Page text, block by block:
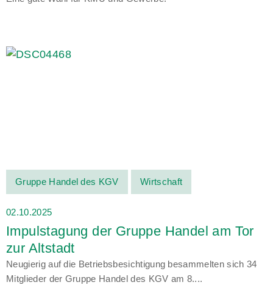
Gruppe Handel des KGV Wirtschaft
02.10.2025
Impulstagung der Gruppe Handel am Tor
zur Altstadt
Neugierig auf die Betriebsbesichtigung besammelten sich 34
Mitglieder der Gruppe Handel des KGV am 8....